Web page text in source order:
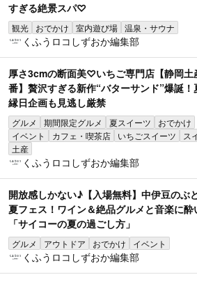
すぎる絶景スパ♡
観光 おでかけ 室内遊び場 温泉・サウナ
くふうロコしずおか編集部
厚さ3cmの断面美♡いちご専門店【静岡土
番】贅沢すぎる新作“バターサンド”爆誕！
縁日企画も見逃し厳禁
グルメ 期間限定グルメ 夏スイーツ
おでかけ
イベント
カフェ・喫茶店 いちごスイーツ
ス
土産
くふうロコしずおか編集部
開放感しかない♪【入場無料】中伊豆のぶ
夏フェス！ワイン＆絶品グルメと音楽に酔
「サイコーの夏の過ごし方」
グルメ アウトドア おでかけ イベント
くふうロコしずおか編集部